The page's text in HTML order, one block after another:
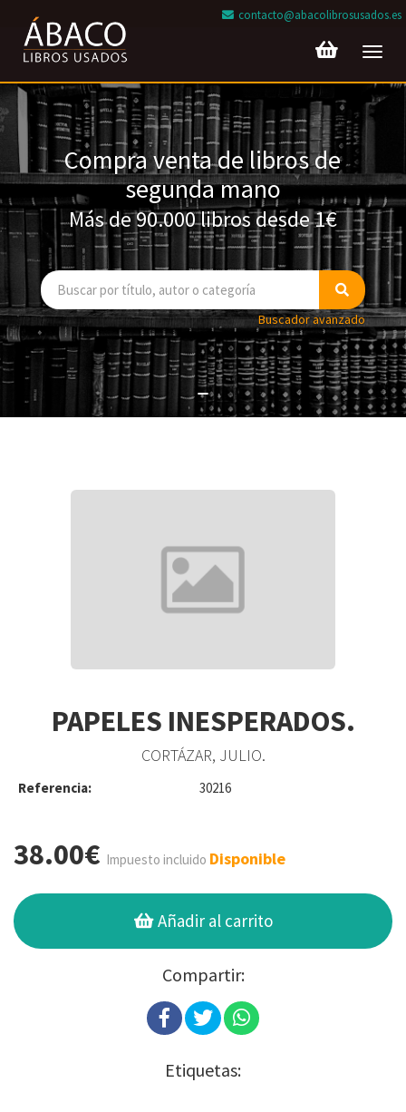
contacto@abacolibrosusados.es
Compra venta de libros de
segunda mano
Más de 90.000 libros desde 1€
Buscador avanzado
PAPELES INESPERADOS.
CORTÁZAR, JULIO.
Referencia: 30216
38.00€ Impuesto incluido Disponible
Añadir al carrito
Compartir:
Etiquetas: